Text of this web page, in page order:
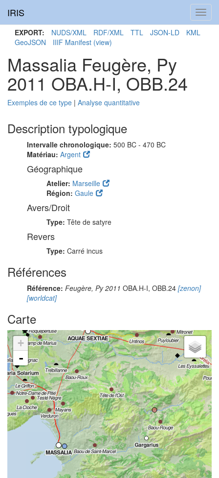
IRIS
EXPORT: NUDS/XML RDF/XML TTL JSON-LD
KML
GeoJSON
IIIF Manifest (view)
Massalia Feugère, Py
2011 OBA.H-I, OBB.24
Exemples de ce type | Analyse quantitative
Description typologique
Intervalle chronologique: 500 BC - 470 BC
Matériau: Argent
Géographique
Atelier: Marseille
Région: Gaule
Avers/Droit
Type: Tête de satyre
Revers
Type: Carré incus
Références
Référence: Feugère, Py 2011 OBA.H-I, OBB.24 [zenon]
[worldcat]
Carte
+
-